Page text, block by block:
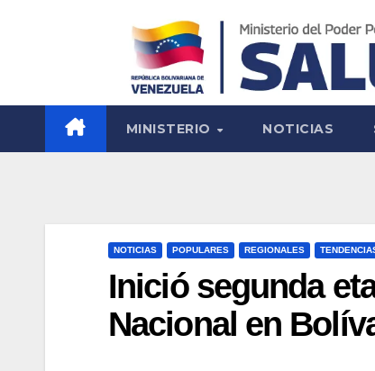
MINISTERIO NOTICIAS
NOTICIAS POPULARES REGIONALES
Inició segunda
Nacional en